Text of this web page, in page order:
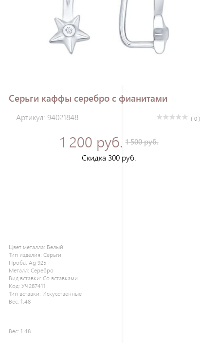
Серьги каффы серебро с фианитами
Артикул: 94021848 ( 0 )
1 200 руб. 1 500 руб.
Скидка 300 руб.
Цвет металла: Белый
Тип изделия: Серьги
Проба: Ag 925
Металл: Серебро
Вид вставки: Со вставками
Код: УЧ287411
Тип вставки: Искусственные
Вес: 1.48
Вес: 1.48
Зарегистрироваться